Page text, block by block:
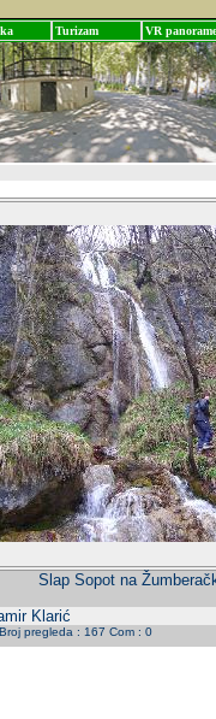
Turizam VR panorame
Slap Sopot na
Klarić
pregleda : 167 Com : 0